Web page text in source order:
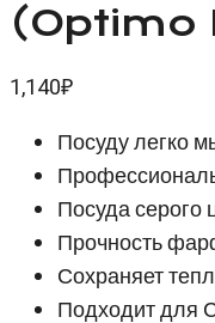
(Optimo
1,140₽
Посуду легко
Посуда серого
Прочность
Сохраняет
Подходит для